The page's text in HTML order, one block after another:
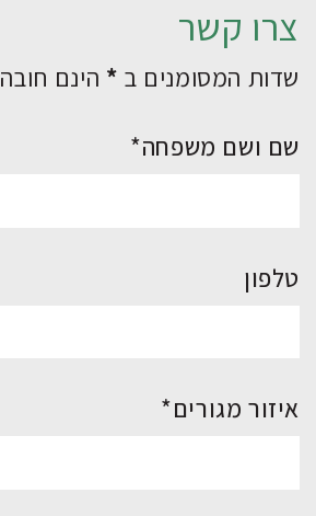
צרו קשר
שדות המסומנים ב * הינם חובה
שם ושם משפחה*
טלפון
איזור מגורים*